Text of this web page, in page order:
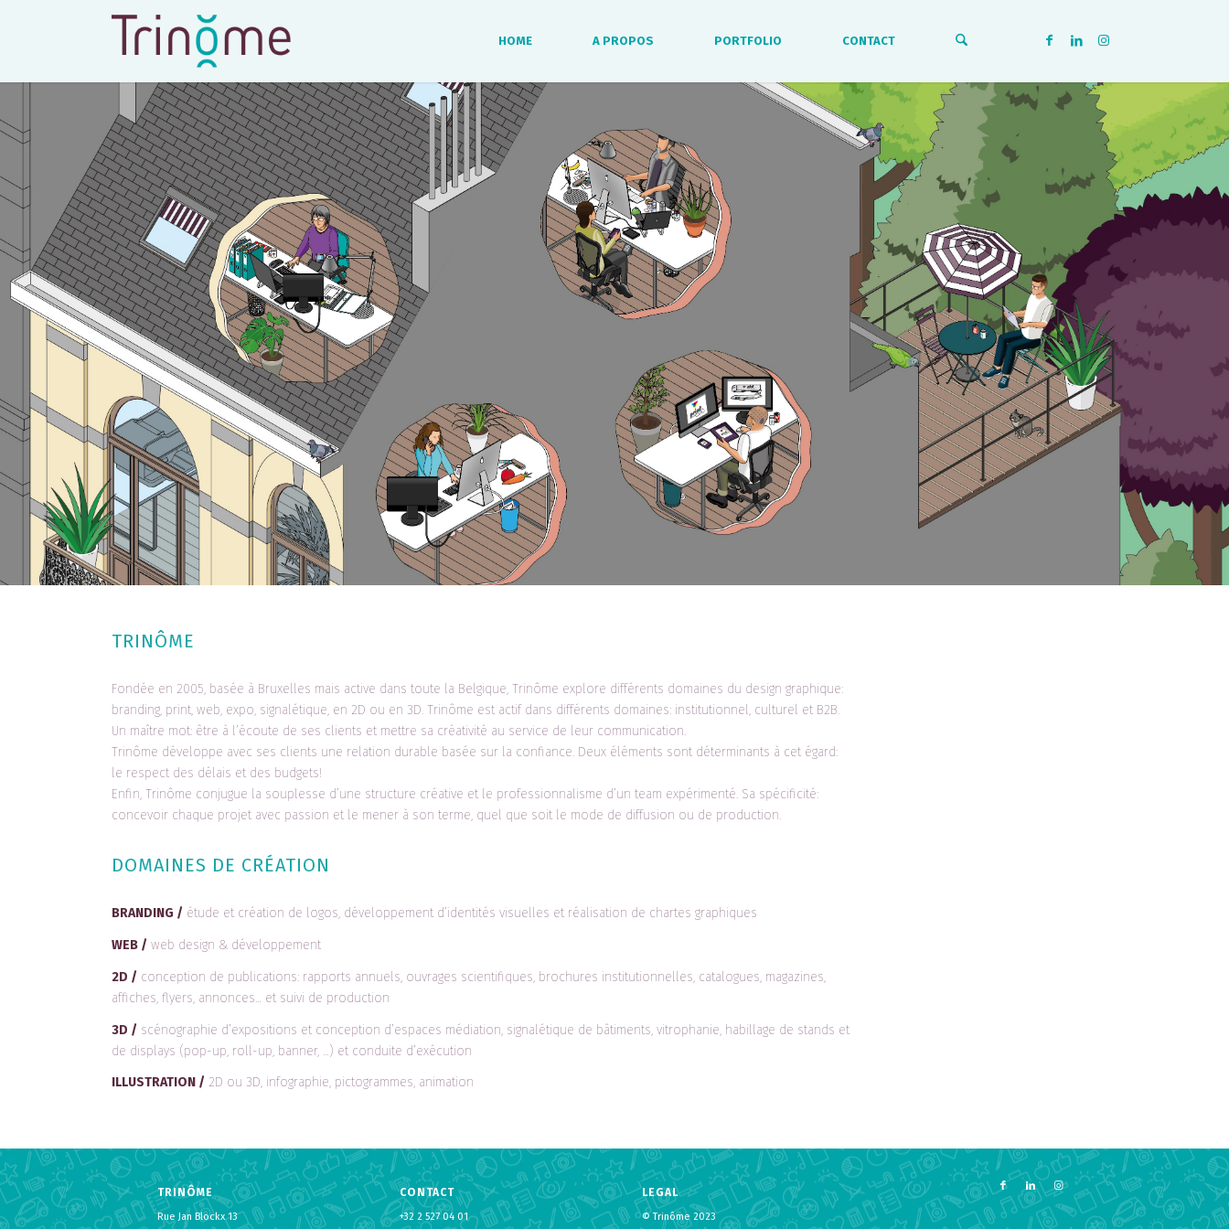
HOME A PROPOS PORTFOLIO CONTACT
TRINÔME
Fondée en 2005, basée à Bruxelles mais active dans toute la Belgique, Trinôme explore différents domaines du design graphique:
branding, print, web, expo, signalétique, en 2D ou en 3D. Trinôme est actif dans différents domaines: institutionnel, culturel et B2B.
Un maître mot: être à l’écoute de ses clients et mettre sa créativité au service de leur communication.
Trinôme développe avec ses clients une relation durable basée sur la confiance. Deux éléments sont déterminants à cet égard:
le respect des délais et des budgets!
Enfin, Trinôme conjugue la souplesse d’une structure créative et le professionnalisme d’un team expérimenté. Sa spécificité:
concevoir chaque projet avec passion et le mener à son terme, quel que soit le mode de diffusion ou de production.
DOMAINES DE CRÉATION
BRANDING / étude et création de logos, développement d’identités visuelles et réalisation de chartes graphiques
WEB / web design & développement
2D / conception de publications: rapports annuels, ouvrages scientifiques, brochures institutionnelles, catalogues, magazines,
affiches, flyers, annonces… et suivi de production
3D / scénographie d’expositions et conception d’espaces médiation, signalétique de bâtiments, vitrophanie, habillage de stands et
de displays (pop-up, roll-up, banner, …) et conduite d’exécution
ILLUSTRATION / 2D ou 3D, infographie, pictogrammes, animation
TRINÔME
Rue Jan Blockx 13
CONTACT
+32 2 527 04 01
LEGAL
© Trinôme 2023